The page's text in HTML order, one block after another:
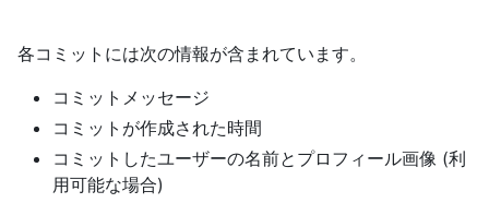
各コミットには次の情報が含まれています。
コミットメッセージ
コミットが作成された時間
コミットしたユーザーの名前とプロフィール画像 (利
用可能な場合)